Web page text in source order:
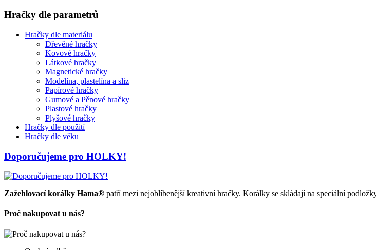
Hračky dle parametrů
Hračky dle materiálu
Dřevěné hračky
Kovové hračky
Látkové hračky
Magnetické hračky
Modelína, plastelína a sliz
Papírové hračky
Gumové a Pěnové hračky
Plastové hračky
Plyšové hračky
Hračky dle použití
Hračky dle věku
Doporučujeme pro HOLKY!
Zažehlovací korálky Hama® patří mezi nejoblíbenější kreativní hračky. Korálky se skládají na speciální
Proč nakupovat u nás?